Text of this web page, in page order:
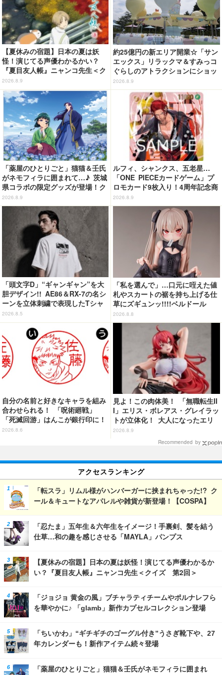
【夏休みの宿題】日本の夏は妖
怪！演じてる声優わかるかい？
『夏目友人帳』ニャンコ先生＜ク
イズ 第2回＞
2026.8.9
約25億円の新エリア開業☆「サン
エックス」リラックマ＆すみっコ
ぐらしのアトラクションにショッ
プ、レストランも！「富士急ハイ
ランド」内【レポート】
2026.8.9
「薬屋のひとりごと」猫猫＆壬氏
がネモフィラに囲まれて…♪ 茨城
県コラボの限定グッズが登場！ク
リアファイルやポストカードなど
2026.8.9
ルフィ、シャンクス、五老星…
「ONE PIECEカードゲーム」プ
ロモカード9枚入り！4周年記念商
品が抽選販売【9月2日23時まで】
2026.8.9
「頭文字D」“ギャンギャン”を大
胆デザイン!! AE86＆RX-7の名シ
ーンを立体刺繍で表現したTシャ
ツ登場
2026.8.5
「私を選んで」…口元に咥えた値
札やスカートの裾を持ち上げる仕
草にズギュンッ!!!!ベルドール
「ロゼ」がフィギュアで新登場
2026.8.8
自分の名前と好きなキャラを組み
合わせられる！ 「呪術廻戦」
「死滅回游」はんこが銀行印に！
虎杖悠仁、乙骨憂太ら16キャラ追
2026.8.6
見よ！この肉体美！ 「無職転生II
I」エリス・ボレアス・グレイラッ
トが立体化！ 大人になったエリ
スの魅力を完全再現
2026.8.9
Recommended by
アクセスランキング
「転スラ」リムル様がハンバーガーに挟まれちゃった!? ク
ール＆キュートなアパレルや雑貨が新登場！【COSPA】
「忍たま」五年生＆六年生をイメージ！手裏剣、髪を結う
仕草…和の趣を感じさせる「MAYLA」パンプス
【夏休みの宿題】日本の夏は妖怪！演じてる声優わかるか
い？『夏目友人帳』ニャンコ先生＜クイズ 第2回＞
「ジョジョ 黄金の風」ブチャラティチームやポルナレフら
を華やかに♪ 「glamb」新作カプセルコレクション登場
「ちいかわ」“ギチギチのゴーグル付き”うさぎ靴下や、27
年カレンダーも！新作アイテム続々登場
「薬屋のひとりごと」猫猫＆壬氏がネモフィラに囲まれ